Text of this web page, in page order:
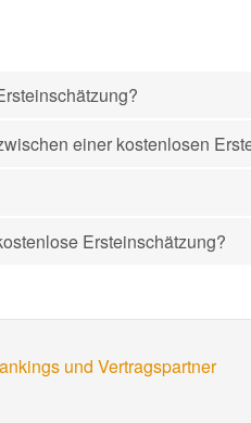
einer kostenlosen
Ersteinschätzung?
und Vertragspartner